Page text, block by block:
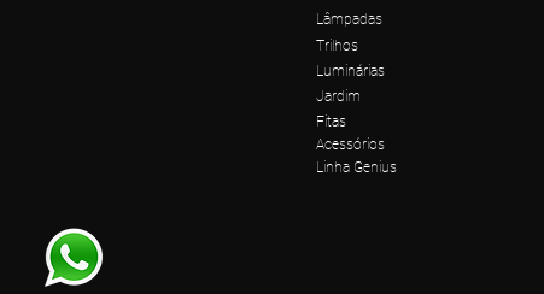
Lâmpadas
Trilhos
Luminárias
Jardim
Fitas
Acessórios
Linha Genius